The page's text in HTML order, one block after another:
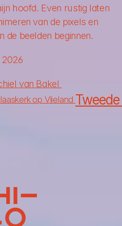
hoofd. Even rustig laten
van de pixels en
de beelden beginnen.
van Bakel
op Vlieland